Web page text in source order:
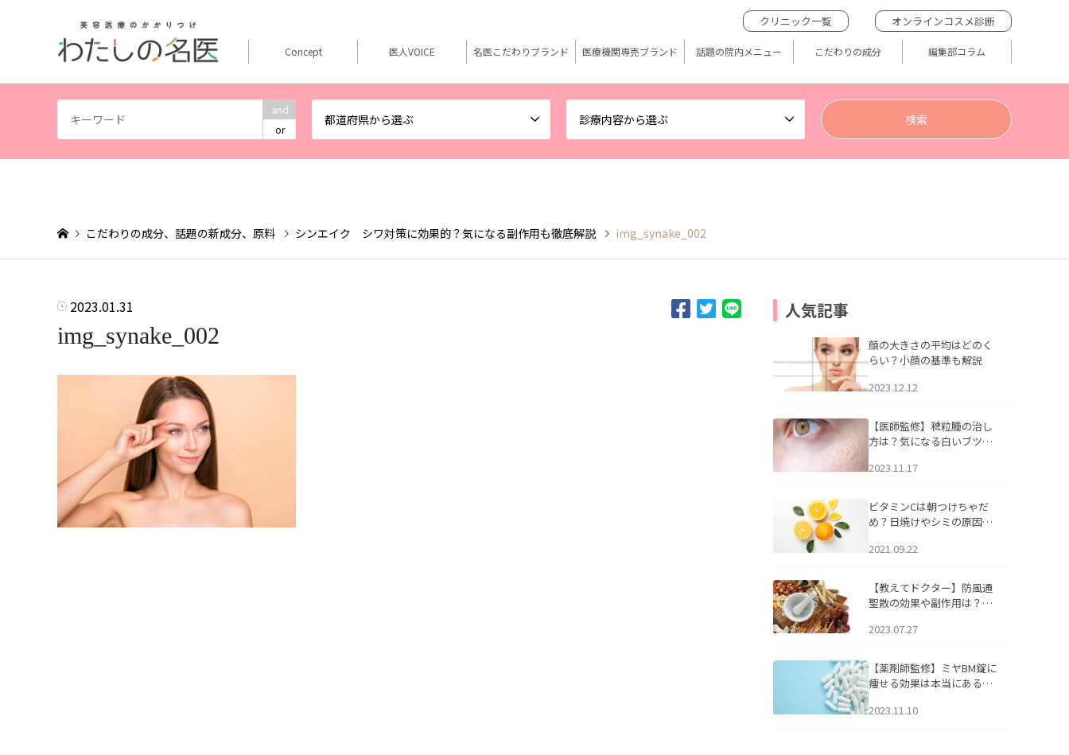
and
or
都道府県から選ぶ 診療内容から選ぶ
クリニック一覧 オンラインコスメ診断
Concept 医人VOICE 名医こだわりブランド 医療機関専売ブランド 話題の院内メニュー こだわりの成分 編集部コラム
こだわりの成分、話題の新成分、原料 シンエイク シワ対策に効果的？気になる副作用も徹底解説 img_synake_002
2023.01.31
img_synake_002
人気記事
顔の大きさの平均はどのく
らい？小顔の基準も解説
2023.12.12
【医師監修】稗粒腫の治し
方は？気になる白いブツブ
アについて
2023.11.17
ビタミンCは朝つけちゃだ
め？日焼けやシミの原因に
2021.09.22
【教えてドクター】防風通
聖散の効果や副作用は？長
2023.07.27
【薬剤師監修】ミヤBM錠に
痩せる効果は本当にある
2023.11.10